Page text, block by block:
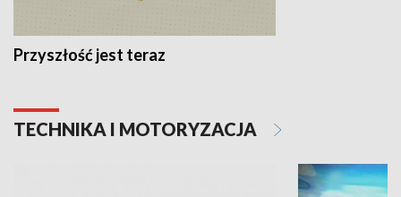
Przyszłość jest teraz
TECHNIKA I MOTORYZACJA